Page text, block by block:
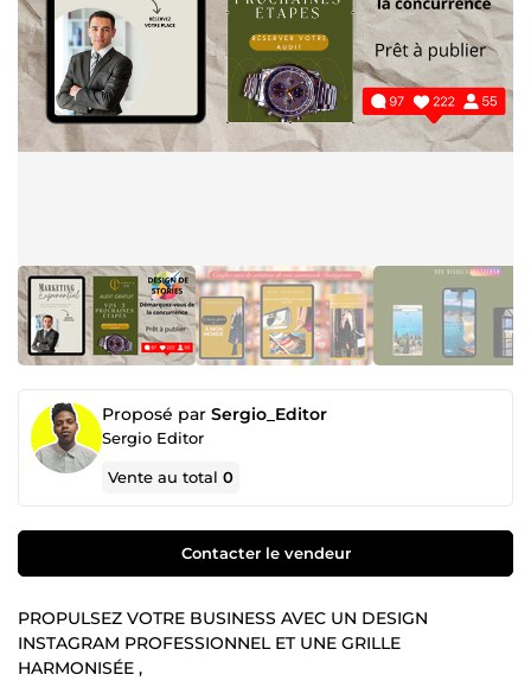
Proposé par Sergio_Editor
Sergio Editor
Vente au total0
Contacter le vendeur
PROPULSEZ VOTRE BUSINESS AVEC UN DESIGN
INSTAGRAM PROFESSIONNEL ET UNE GRILLE
HARMONISÉE ,